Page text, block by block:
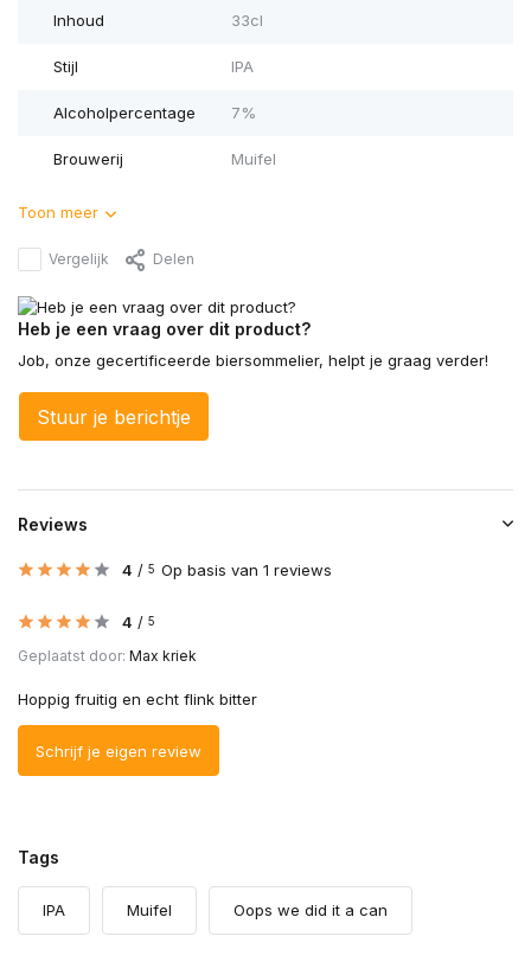
Inhoud 33cl
Stijl IPA
Alcoholpercentage 7%
Brouwerij Muifel
Toon meer
Vergelijk Delen
Heb je een vraag over dit product?
Job, onze gecertificeerde biersommelier, helpt je graag verder!
Stuur je berichtje
Reviews
4 / 5 Op basis van 1 reviews
4 / 5
Geplaatst door: Max kriek
Hoppig fruitig en echt flink bitter
Schrijf je eigen review
Tags
IPA Muifel Oops we did it a can